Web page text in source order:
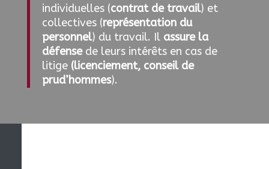
individuelles (contrat de travail) et
collectives (représentation du
personnel) du travail. Il assure la
défensede leurs intérêts en cas de
litige (licenciement, conseil de
prud’hommes).